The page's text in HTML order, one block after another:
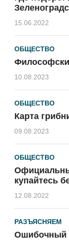
15.06.2022
ОБЩЕСТВО
10.08.2023
ОБЩЕСТВО
Карта
09.08.2023
ОБЩЕСТВО
купайтесь
12.08.2022
РАЗЪЯСНЯЕМ
Ошибочный